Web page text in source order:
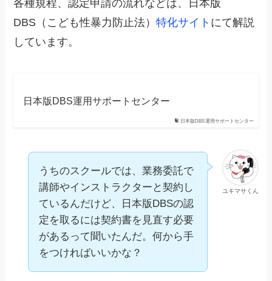
各種規程、認定申請の流れなどは、日本版
DBS（こども性暴力防止法）特化サイト にて解説
しています。
日本版DBS運用サポートセンター
日本版DBS運用サポートセンター
ユキマサくん
うちのスクールでは、業務委託で
講師やインストラクターと契約し
ているんだけど、日本版DBSの認
定を取るには契約書を見直す必要
があるって聞いたんだ。何から手
をつければいいかな？